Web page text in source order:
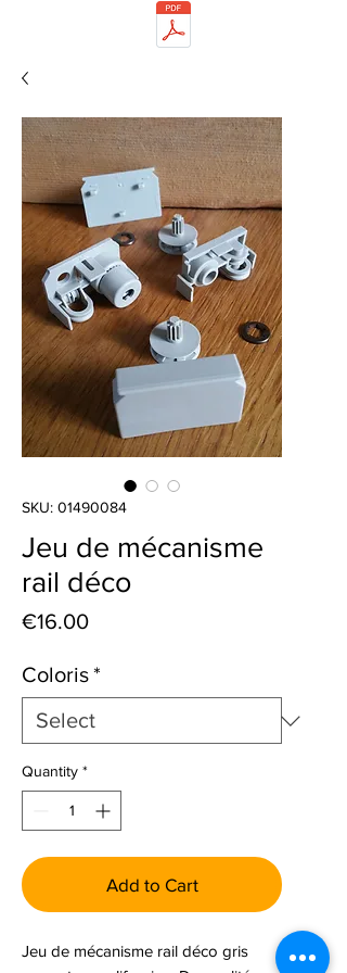
SKU: 01490084
Jeu de mécanisme
rail déco
€16.00Price
Coloris*
Quantity *
Add to Cart
Jeu de mécanisme rail déco gris